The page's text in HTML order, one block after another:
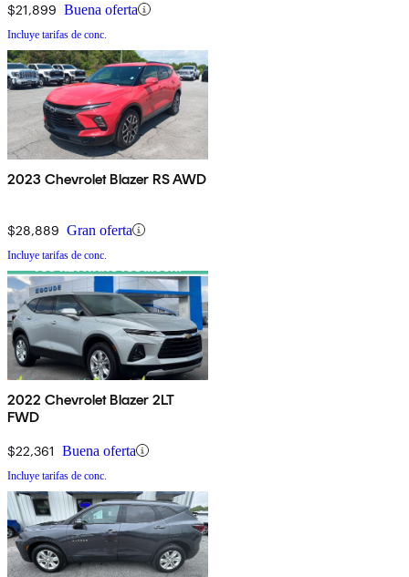
$21,899 Buena oferta
Incluye tarifas de conc.
2023 Chevrolet Blazer RS AWD
$28,889 Gran oferta
Incluye tarifas de conc.
2022 Chevrolet Blazer 2LT
FWD
$22,361 Buena oferta
Incluye tarifas de conc.